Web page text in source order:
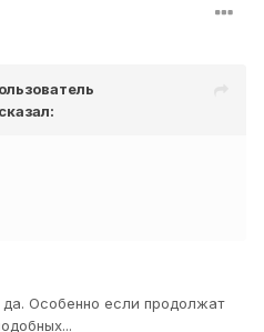
сказал:
Особенно если продолжат